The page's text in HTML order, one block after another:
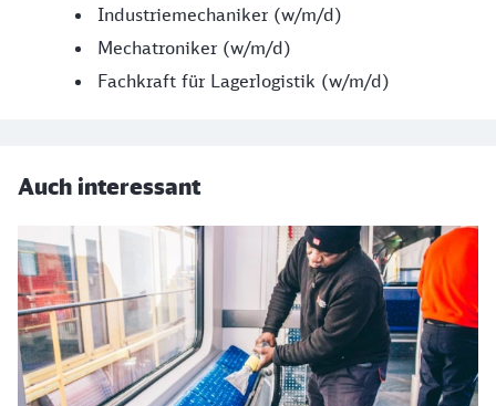
Industriemechaniker (w/m/d)
Mechatroniker (w/m/d)
Fachkraft für Lagerlogistik (w/m/d)
Auch interessant